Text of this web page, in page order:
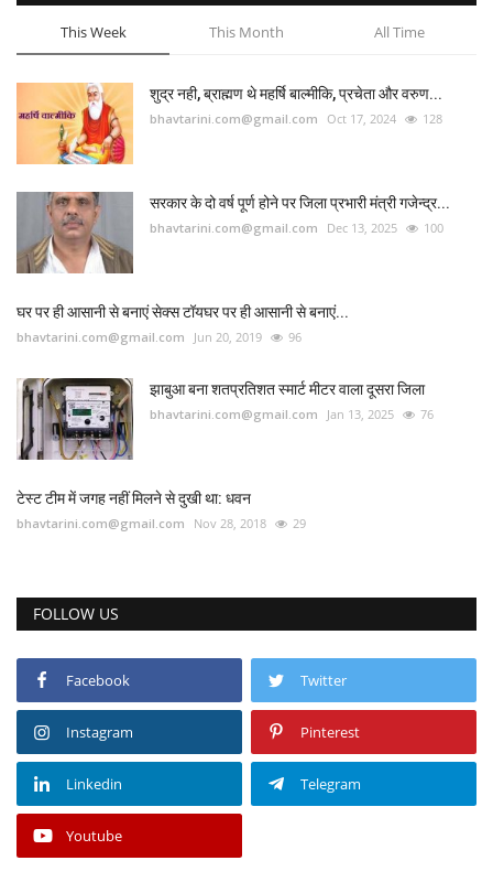
This Week This Month All Time
शुद्र नही, ब्राह्मण थे महर्षि बाल्मीकि, प्रचेता और वरुण...
bhavtarini.com@gmail.com Oct 17, 2024 128
सरकार के दो वर्ष पूर्ण होने पर जिला प्रभारी मंत्री गजेन्द्र...
bhavtarini.com@gmail.com Dec 13, 2025 100
घर पर ही आसानी से बनाएं सेक्स टॉयघर पर ही आसानी से बनाएं...
bhavtarini.com@gmail.com Jun 20, 2019 96
झाबुआ बना शतप्रतिशत स्मार्ट मीटर वाला दूसरा जिला
bhavtarini.com@gmail.com Jan 13, 2025 76
टेस्ट टीम में जगह नहीं मिलने से दुखी था: धवन
bhavtarini.com@gmail.com Nov 28, 2018 29
FOLLOW US
Facebook Twitter
Instagram Pinterest
Linkedin Telegram
Youtube